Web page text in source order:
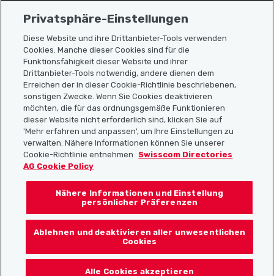
Sitemap
Nützliche Links
Localcities App herunterladen
Folgt uns auf:
Privatsphäre-Einstellungen
Diese Website und ihre Drittanbieter-Tools verwenden
Cookies. Manche dieser Cookies sind für die
Funktionsfähigkeit dieser Website und ihrer
Drittanbieter-Tools notwendig, andere dienen dem
Erreichen der in dieser Cookie-Richtlinie beschriebenen,
sonstigen Zwecke. Wenn Sie Cookies deaktivieren
möchten, die für das ordnungsgemäße Funktionieren
dieser Website nicht erforderlich sind, klicken Sie auf
'Mehr erfahren und anpassen', um Ihre Einstellungen zu
verwalten. Nähere Informationen können Sie unserer
Cookie-Richtlinie entnehmen
Swisscom Directories
AG Cookie Policy
Nähere Informationen und Einstellung
persönlicher Präferenzen
Ablehnen und deaktivieren aller unwesentlichen
Cookies
Alle Cookies akzeptieren